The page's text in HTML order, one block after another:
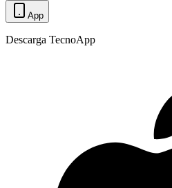
App
Descarga TecnoApp